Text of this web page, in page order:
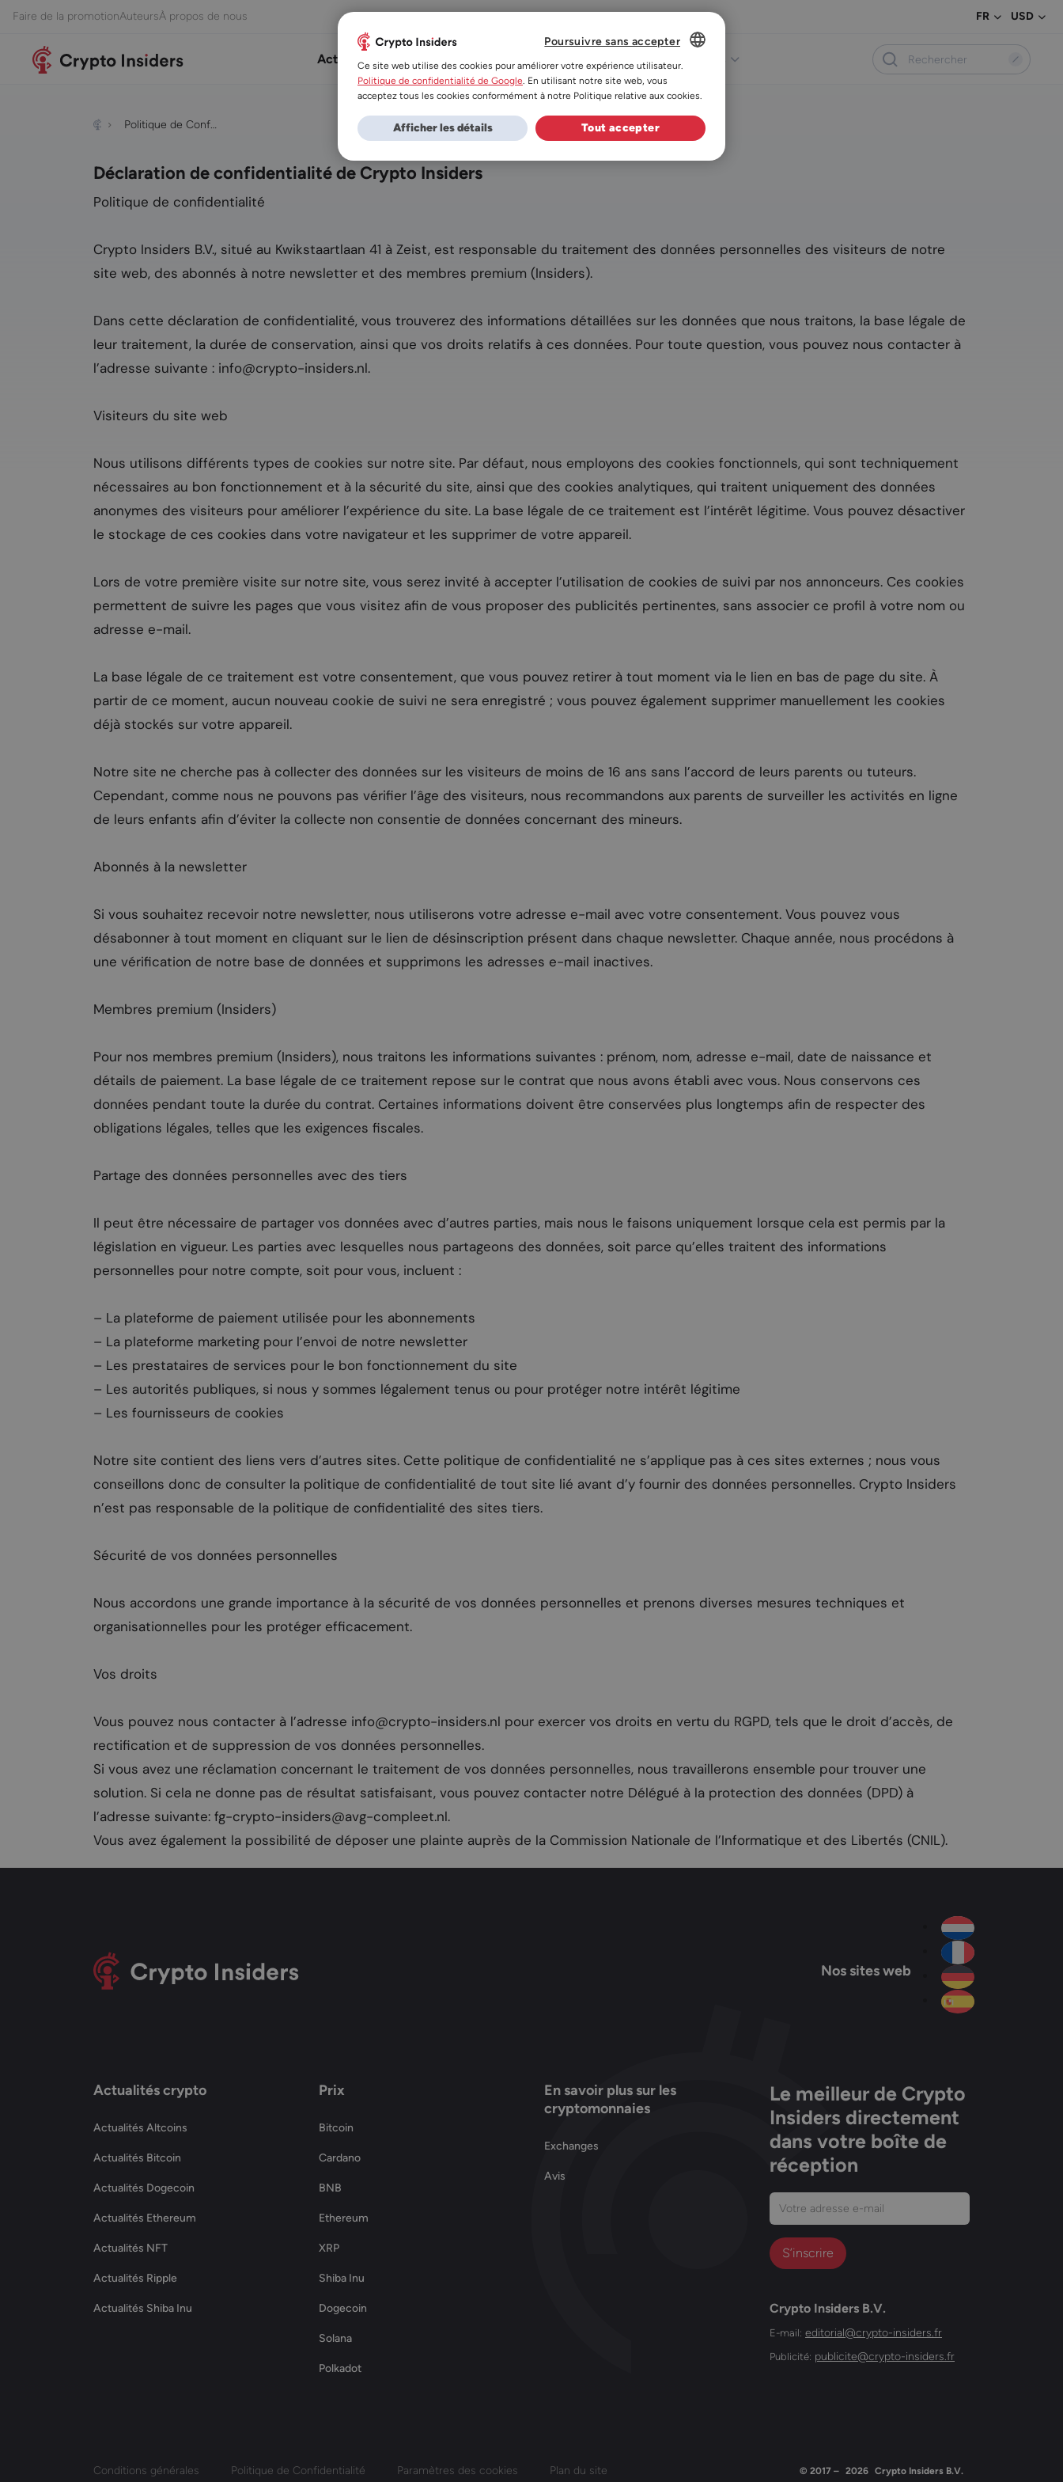
Faire de la promotionAuteursÀ propos de nous FR USD
Actualités Exchanges Prix des cryptomonnaies
Politique de Conf…
Déclaration de confidentialité de Crypto Insiders
Politique de confidentialité
Crypto Insiders B.V., situé au Kwikstaartlaan 41 à Zeist, est responsable du traitement des données personnelles des visiteurs de notre
site web, des abonnés à notre newsletter et des membres premium (Insiders).
Dans cette déclaration de confidentialité, vous trouverez des informations détaillées sur les données que nous traitons, la base légale de
leur traitement, la durée de conservation, ainsi que vos droits relatifs à ces données. Pour toute question, vous pouvez nous contacter à
l’adresse suivante : info@crypto-insiders.nl.
Visiteurs du site web
Nous utilisons différents types de cookies sur notre site. Par défaut, nous employons des cookies fonctionnels, qui sont techniquement
nécessaires au bon fonctionnement et à la sécurité du site, ainsi que des cookies analytiques, qui traitent uniquement des données
anonymes des visiteurs pour améliorer l’expérience du site. La base légale de ce traitement est l’intérêt légitime. Vous pouvez désactiver
le stockage de ces cookies dans votre navigateur et les supprimer de votre appareil.
Lors de votre première visite sur notre site, vous serez invité à accepter l’utilisation de cookies de suivi par nos annonceurs. Ces cookies
permettent de suivre les pages que vous visitez afin de vous proposer des publicités pertinentes, sans associer ce profil à votre nom ou
adresse e-mail.
La base légale de ce traitement est votre consentement, que vous pouvez retirer à tout moment via le lien en bas de page du site. À
partir de ce moment, aucun nouveau cookie de suivi ne sera enregistré ; vous pouvez également supprimer manuellement les cookies
déjà stockés sur votre appareil.
Notre site ne cherche pas à collecter des données sur les visiteurs de moins de 16 ans sans l’accord de leurs parents ou tuteurs.
Cependant, comme nous ne pouvons pas vérifier l’âge des visiteurs, nous recommandons aux parents de surveiller les activités en ligne
de leurs enfants afin d’éviter la collecte non consentie de données concernant des mineurs.
Abonnés à la newsletter
Si vous souhaitez recevoir notre newsletter, nous utiliserons votre adresse e-mail avec votre consentement. Vous pouvez vous
désabonner à tout moment en cliquant sur le lien de désinscription présent dans chaque newsletter. Chaque année, nous procédons à
une vérification de notre base de données et supprimons les adresses e-mail inactives.
Membres premium (Insiders)
Pour nos membres premium (Insiders), nous traitons les informations suivantes : prénom, nom, adresse e-mail, date de naissance et
détails de paiement. La base légale de ce traitement repose sur le contrat que nous avons établi avec vous. Nous conservons ces
données pendant toute la durée du contrat. Certaines informations doivent être conservées plus longtemps afin de respecter des
obligations légales, telles que les exigences fiscales.
Partage des données personnelles avec des tiers
Il peut être nécessaire de partager vos données avec d’autres parties, mais nous le faisons uniquement lorsque cela est permis par la
législation en vigueur. Les parties avec lesquelles nous partageons des données, soit parce qu’elles traitent des informations
personnelles pour notre compte, soit pour vous, incluent :
– La plateforme de paiement utilisée pour les abonnements
– La plateforme marketing pour l’envoi de notre newsletter
– Les prestataires de services pour le bon fonctionnement du site
– Les autorités publiques, si nous y sommes légalement tenus ou pour protéger notre intérêt légitime
– Les fournisseurs de cookies
Notre site contient des liens vers d’autres sites. Cette politique de confidentialité ne s’applique pas à ces sites externes ; nous vous
conseillons donc de consulter la politique de confidentialité de tout site lié avant d’y fournir des données personnelles. Crypto Insiders
n’est pas responsable de la politique de confidentialité des sites tiers.
Sécurité de vos données personnelles
Nous accordons une grande importance à la sécurité de vos données personnelles et prenons diverses mesures techniques et
organisationnelles pour les protéger efficacement.
Vos droits
Vous pouvez nous contacter à l’adresse info@crypto-insiders.nl pour exercer vos droits en vertu du RGPD, tels que le droit d’accès, de
rectification et de suppression de vos données personnelles.
Si vous avez une réclamation concernant le traitement de vos données personnelles, nous travaillerons ensemble pour trouver une
solution. Si cela ne donne pas de résultat satisfaisant, vous pouvez contacter notre Délégué à la protection des données (DPD) à
l’adresse suivante: fg-crypto-insiders@avg-compleet.nl.
Vous avez également la possibilité de déposer une plainte auprès de la Commission Nationale de l’Informatique et des Libertés (CNIL).
Nos sites web
Actualités crypto
Actualités Altcoins
Actualités Bitcoin
Actualités Dogecoin
Actualités Ethereum
Actualités NFT
Actualités Ripple
Actualités Shiba Inu
Prix
Bitcoin
Cardano
BNB
Ethereum
XRP
Shiba Inu
Dogecoin
Solana
Polkadot
En savoir plus sur les
cryptomonnaies
Exchanges
Avis
Le meilleur de Crypto
Insiders directement
dans votre boîte de
réception
Votre
adresse
e-
mail
Crypto Insiders B.V.
E-mail: editorial@crypto-insiders.fr
Publicité: publicite@crypto-insiders.fr
Conditions générales Politique de Confidentialité Paramètres des cookies Plan du site © 2017 – 2026 Crypto Insiders B.V.
DUTCH
DE
Poursuivre sans accepter
Ce site web utilise des cookies pour améliorer votre expérience utilisateur.
Politique de confidentialité de Google. En utilisant notre site web, vous
acceptez tous les cookies conformément à notre Politique relative aux cookies.
Tout accepter
Afficher les détails